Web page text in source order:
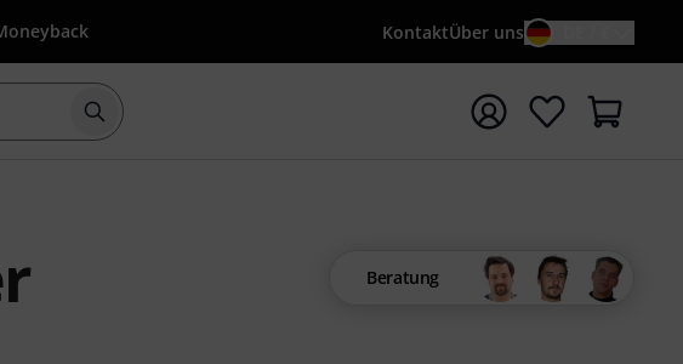
KontaktÜber uns
Suche mit Suchwort {searchTerm} starten
Beratung